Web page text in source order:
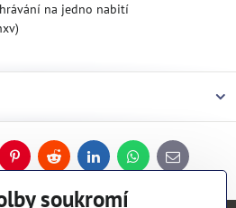
na jedno nabití
PinterestReddit LinkedInWhatsApp
E-
mail
soukromí